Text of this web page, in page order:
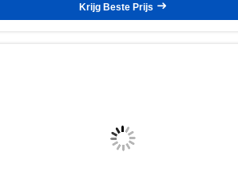
Krijg Beste Prijs